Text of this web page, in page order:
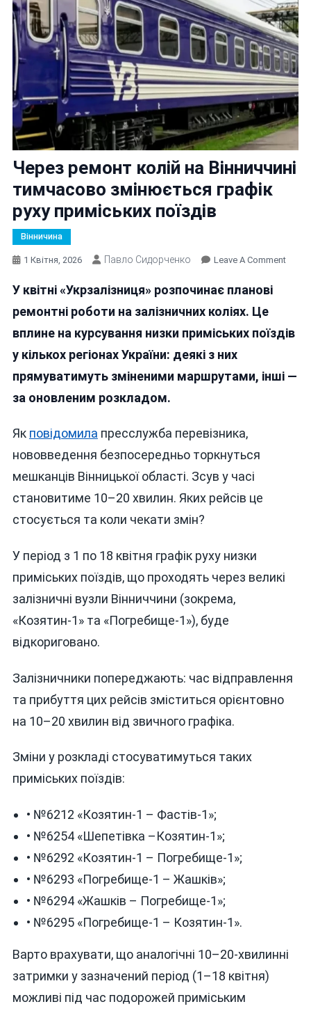
Через ремонт колій на Вінниччині
тимчасово змінюється графік
руху приміських поїздів
Вінничина
1 Квітня, 2026 Павло Сидорченко Leave A CommentOn
У квітні «Укрзалізниця» розпочинає планові
ремонтні роботи на залізничних коліях. Це
вплине на курсування низки приміських поїздів
у кількох регіонах України: деякі з них
прямуватимуть зміненими маршрутами, інші —
за оновленим розкладом.
Як повідомила пресслужба перевізника,
нововведення безпосередньо торкнуться
мешканців Вінницької області. Зсув у часі
становитиме 10–20 хвилин. Яких рейсів це
стосується та коли чекати змін?
У період з 1 по 18 квітня графік руху низки
приміських поїздів, що проходять через великі
залізничні вузли Вінниччини (зокрема,
«Козятин-1» та «Погребище-1»), буде
відкориговано.
Залізничники попереджають: час відправлення
та прибуття цих рейсів зміститься орієнтовно
на 10–20 хвилин від звичного графіка.
Зміни у розкладі стосуватимуться таких
приміських поїздів:
• №6212 «Козятин-1 – Фастів-1»;
• №6254 «Шепетівка –Козятин-1»;
• №6292 «Козятин-1 – Погребище-1»;
• №6293 «Погребище-1 – Жашків»;
• №6294 «Жашків – Погребище-1»;
• №6295 «Погребище-1 – Козятин-1».
Варто врахувати, що аналогічні 10–20-хвилинні
затримки у зазначений період (1–18 квітня)
можливі під час подорожей приміським